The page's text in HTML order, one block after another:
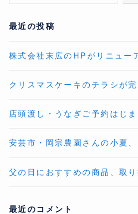
最近の投稿
株式会社末広のHPがリニュー
クリスマスケーキのチラシが完
店頭渡し・うなぎご予約はじ
安芸市・岡宗農園さんの小夏
父の日におすすめの商品、取り
最近のコメント